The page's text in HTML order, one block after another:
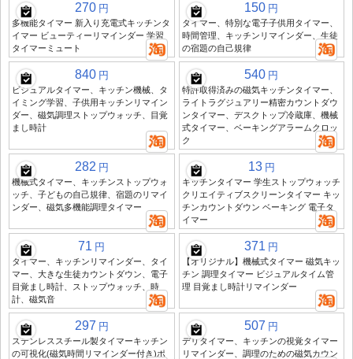
270 円
多機能タイマー 新入り充電式キッチンタ
イマー ビューティーリマインダー 学習
タイマーミュート
150 円
タイマー、特別な電子子供用タイマー、
時間管理、キッチンリマインダー、生徒
の宿題の自己規律
840 円
ビジュアルタイマー、キッチン機械、タ
イミング学習、子供用キッチンリマイン
ダー、磁気調理ストップウォッチ、目覚
まし時計
540 円
特許取得済みの磁気キッチンタイマー、
ライトラグジュアリー精密カウントダウ
ンタイマー、デスクトップ冷蔵庫、機械
式タイマー、ベーキングアラームクロッ
ク
282 円
機械式タイマー、キッチンストップウォ
ッチ、子どもの自己規律、宿題のリマイ
ンダー、磁気多機能調理タイマー
13 円
キッチンタイマー 学生ストップウォッチ
クリエイティブスクリーンタイマー キッ
チンカウントダウン ベーキング 電子タ
イマー
71 円
タイマー、キッチンリマインダー、タイ
マー、大きな生徒カウントダウン、電子
目覚まし時計、ストップウォッチ、時
計、磁気音
371 円
【オリジナル】機械式タイマー 磁気キッ
チン 調理タイマー ビジュアルタイム管
理 目覚まし時計リマインダー
297 円
ステンレススチール製タイマーキッチン
の可視化(磁気時間リマインダー付き)ポ
507 円
デリタイマー、キッチンの視覚タイマー
リマインダー、調理のための磁気カウン